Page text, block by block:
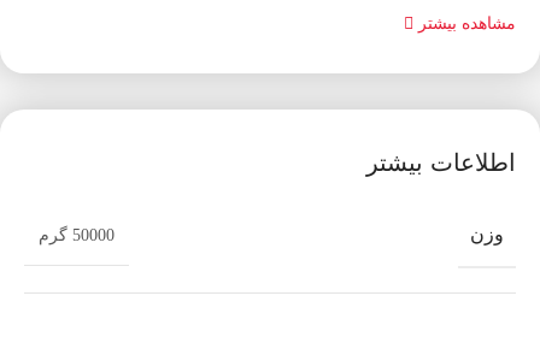
مشاهده بیشتر
اطلاعات بیشتر
وزن 50000 گرم